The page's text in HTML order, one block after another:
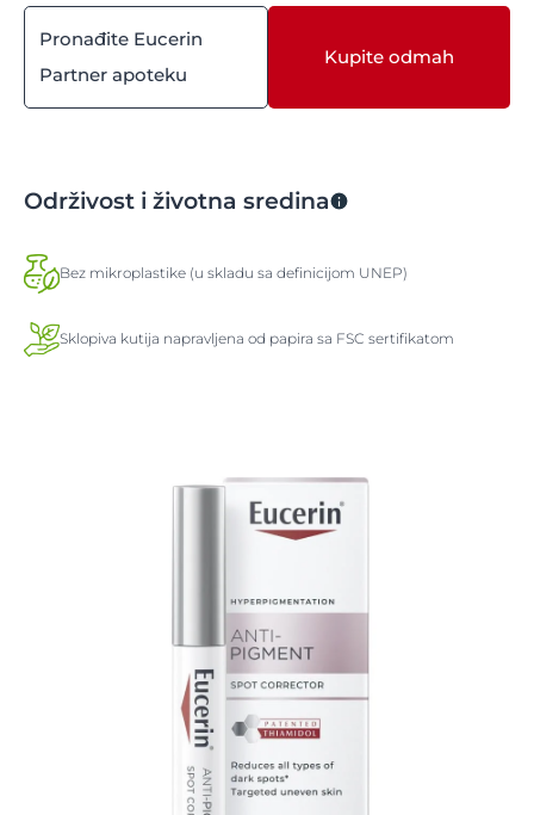
Pronađite Eucerin
Partner apoteku
Kupite odmah
Održivost i životna sredina
Bez mikroplastike (u skladu sa definicijom UNEP)
Sklopiva kutija napravljena od papira sa FSC sertifikatom